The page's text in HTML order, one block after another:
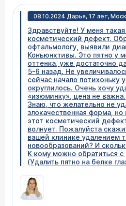
08.10.2024 Дарья, 17 лет,
Здравствуйте! У меня
косметический дефект.
офтальмологу, выявили
Конъюнктивы. Это пятно у
оттенка, уже достаточно
5-6 назад. Не
сейчас начало потихоньку
округлилось. Очень хочу
«изюминку», цена не важна.
Знаю, что желательно не
злокачественная форма,
этот косметический
волнует. Пожалуйста
вашей клинике удалением
новообразований? И
К кому можно обратиться с
(Удалить пятно на белке